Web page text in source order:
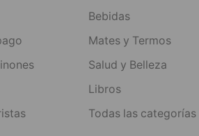
Bebidas
Mates y Termos
Salud y Belleza
Libros
Todas las categorías